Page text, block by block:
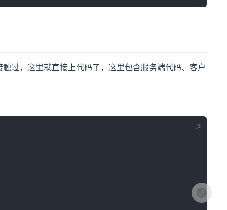
过，这里就直接上代码了，这里包含服务端代码、客户